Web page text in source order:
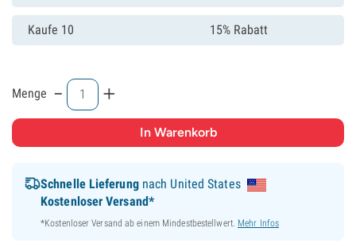
Kaufe 10 15% Rabatt
Menge - +
Schnelle Lieferungnach United States
Kostenloser Versand*
*Kostenloser Versand ab einem Mindestbestellwert. Mehr Infos